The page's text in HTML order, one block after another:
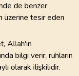
de benzer
üzerine tesir eden
Allah'ın
bilgi verir, ruhların
olarak ilişkilidir.